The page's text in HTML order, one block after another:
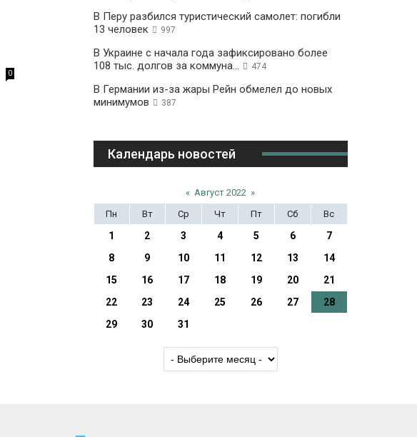
0
В Перу разбился туристический самолет: погибли
13 человек
997
В Украине с начала года зафиксировано более
108 тыс. долгов за коммуна...
474
В Германии из-за жары Рейн обмелел до новых
минимумов
387
Календарь новостей
« Август 2022 »
Пн
Вт Ср Чт Пт Сб Вс
1 2 3 4 5 6
7
8
9 10 11 12 13
14
15
16 17 18 19 20
21
22
23 24 25 26 27
28
29
30 31